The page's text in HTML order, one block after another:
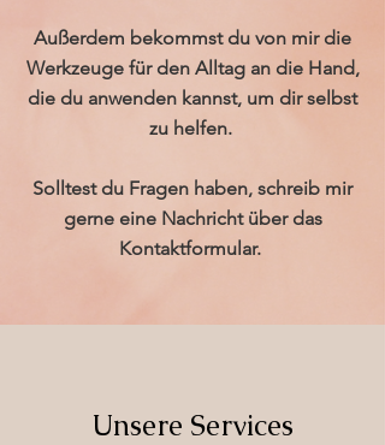
Außerdem bekommst du von mir die
Werkzeuge für den Alltag an die Hand,
die du anwenden kannst, um dir selbst
zu helfen.
Solltest du Fragen haben, schreib mir
gerne eine Nachricht über das
Kontaktformular.
Unsere Services